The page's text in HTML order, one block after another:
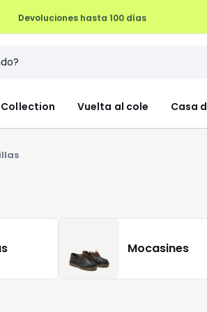
Devoluciones hasta 100 días
Collection Vuelta al cole Casa
Mocasines